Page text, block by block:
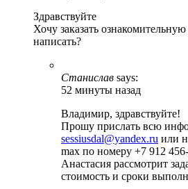
Здравствуйте
Хочу заказать
написать?
Станислав says:
52 минуты назад
Владимир, здравствуйте!
Прошу прислать всю
sessiusdal@yandex.ru или
max по номеру +7 912
Анастасия рассмотрит
стоимость и сроки